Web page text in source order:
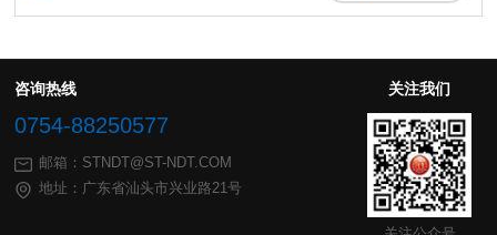
咨询热线
0754-88250577
邮箱：STNDT@ST-NDT.COM
地址：广东省汕头市兴业路21号
关注我们